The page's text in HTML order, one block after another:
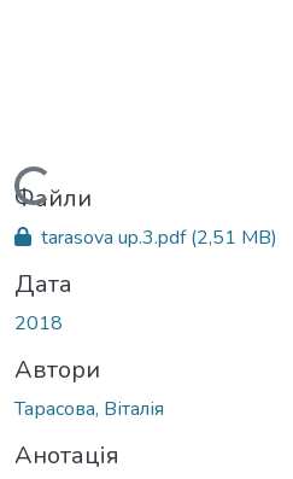
Вантажиться...
Файли
tarasova up.3.pdf(2,51 MB)
Дата
2018
Автори
Тарасова, Віталія
Анотація